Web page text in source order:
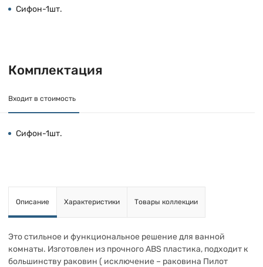
Сифон-1шт.
Комплектация
Входит в стоимость
Сифон-1шт.
Описание Характеристики Товары коллекции
Это стильное и функциональное решение для ванной
комнаты. Изготовлен из прочного ABS пластика, подходит к
большинству раковин ( исключение – раковина Пилот